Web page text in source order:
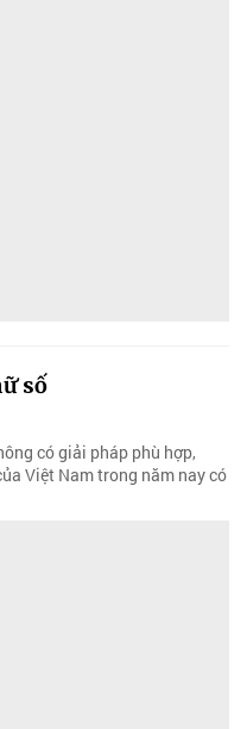
số
có giải pháp phù hợp,
Việt Nam trong năm nay có